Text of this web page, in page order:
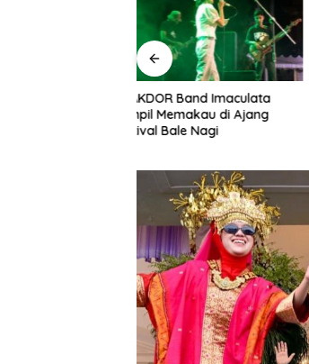
Keempat Kalinya PN Lembata
Kabulkan Eksepsi, Kado
Songsong Kemerdekaan Bagi